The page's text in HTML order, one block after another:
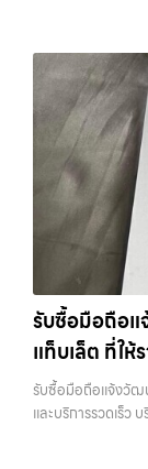
วัชรพล, รามอินทรา
วังหินไม่ว่าคุณจะต้
ซื้อแท็บเล็ต, หรือบ
บริการครบวงจร บ
ต้องการขายอุปกร
รวดเร็วที่สุด ที่ “รับ
แค่เครื่องใช้ไฟฟ้า
ต้องการเงินด่วน เ
ความยุ่งยากทั้งหล
ซื้อขายสำเร็จ บริ
Samsung ทุกรุ่น,
ใช้งานแล้ว ตกแต่ง
ยี่ห้อ แต่ขึ้นอยู่กับส
คุณ เราจึงตั้งใจให้
บางแค, วัชรพล, ร
วังหิน อย่างเต็มที่
โทรศัพท์มือสองกรุ
ถึงที่”, หรือ “รับซื้อ
บริการของเรามุ่งต
เลือกเราแล้วคุณจ
ความสะดวก นัดรับ
ทั้งหมดนี้เพื่อให้การ
ดา บางรัก แจ้งวัฒ
— บริการรับซื้อมือ
ลาดพร้าว รัชดา บ
เงินทันที รับซื้อสิน
iPad แท็บเล็ตใน
รามอินทรา… รับซื้
ดา, บางรัก, แจ้งวั
ประสบการณ์เหนื
ยินดีต้อนรับสู่ “รับ
บริการ รับซื้อ มือ
สูง พร้อมจ่ายเงิน
แจ้งวัฒนะ, บางแค,
ที่สุด ในยุคที่สมาร์ท
ทุกช่วงเวลา อุปกร
เว็บไซต์ของเราจึ
ไม่ใช้แล้วให้กลายเ
รับซื้อมือถือ, รับซื้อโ
รับซื้อมือถือแ
แท็บเล็ต ที่ให้
บริการครอบ
รับซื้อมือถือแจ้งวัฒ
และบริการรวดเร็ว